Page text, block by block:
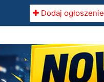
Dodaj ogłoszenie